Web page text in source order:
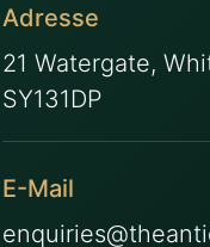
Adresse
21 Watergate,
SY131DP
E-Mail